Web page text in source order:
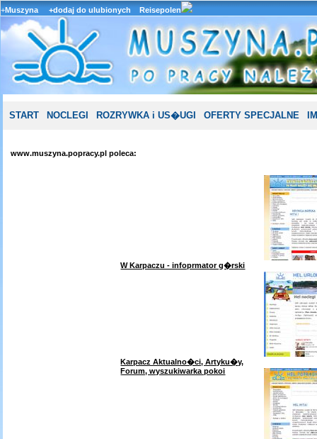
+Muszyna +dodaj do ulubionych Reisepolen
START NOCLEGI ROZRYWKA i US�UGI OFERTY SPECJALNE
www.muszyna.popracy.pl poleca:
W Karpaczu - infoprmator g�rski
Karpacz Aktualno�ci, Artyku�y,
Forum, wyszukiwarka pokoi